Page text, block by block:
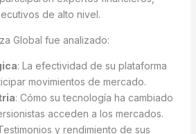
de alto nivel.
Global fue analizado:
: La efectividad de su plataforma
movimientos de mercado.
: Cómo su tecnología ha cambiado
acceden a los mercados.
y rendimiento de sus